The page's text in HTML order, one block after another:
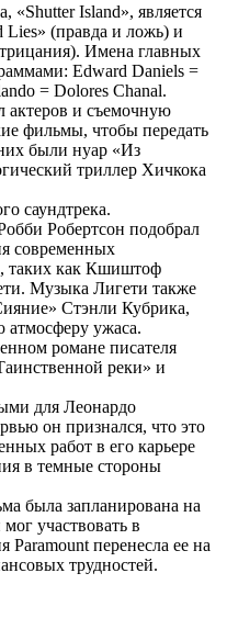
«Shutter Island», является
Lies» (правда и ложь) и
Имена главных
Edward Daniels =
= Dolores Chanal.
актеров и съемочную
фильмы, чтобы передать
были нуар «Из
триллер Хичкока
саундтрека.
Робертсон подобрал
современных
таких как Кшиштоф
Музыка Лигети также
Стэнли Кубрика,
атмосферу ужаса.
романе писателя
реки» и
для Леонардо
он признался, что это
работ в его карьере
в темные стороны
была запланирована на
участвовать в
Paramount перенесла ее на
трудностей.